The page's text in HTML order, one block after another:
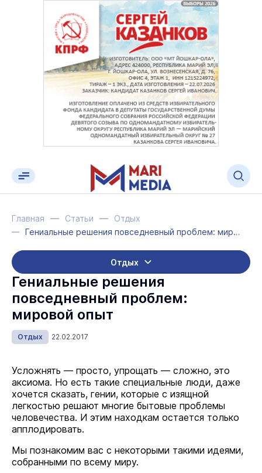
Главная Статьи
Отдых
Гениальные решения повседневный проблем: мировой опыт
Отдых
Гениальные решения
повседневный проблем:
мировой опыт
Отдых 22.02.2017
Усложнять — просто, упрощать — сложно, это
аксиома. Но есть такие специальные люди, даже
хочется сказать, гении, которые с изящной
легкостью решают многие бытовые проблемы
человечества. И этим находкам остается только
апплодировать.
Мы познакомим вас с некоторыми такими идеями,
собранными по всему миру.